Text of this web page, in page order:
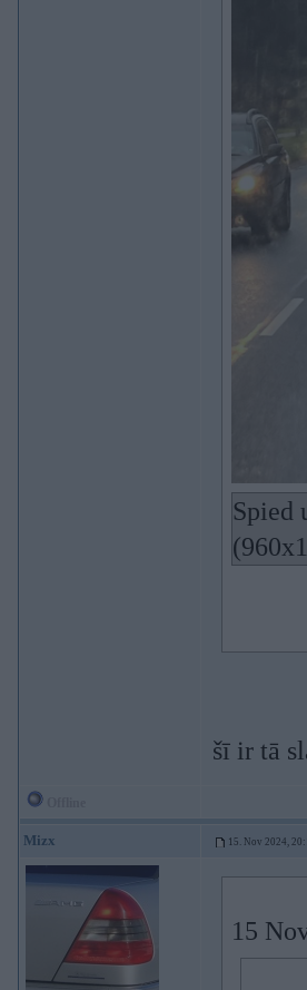
Spied
šī ir tā
Mizx 15. Nov 2024,
15